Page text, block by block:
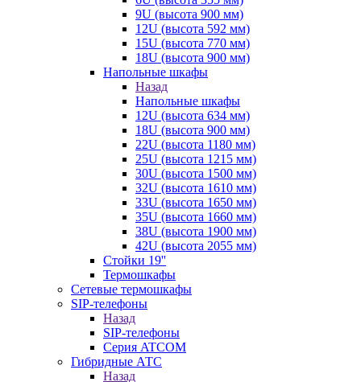
9U (высота 900 мм)
12U (высота 592 мм)
15U (высота 770 мм)
18U (высота 900 мм)
Напольные шкафы
Назад
Напольные шкафы
12U (высота 634 мм)
18U (высота 900 мм)
22U (высота 1180 мм)
25U (высота 1215 мм)
30U (высота 1500 мм)
32U (высота 1610 мм)
33U (высота 1650 мм)
35U (высота 1660 мм)
38U (высота 1900 мм)
42U (высота 2055 мм)
Стойки 19''
Термошкафы
Сетевые термошкафы
SIP-телефоны
Назад
SIP-телефоны
Серия ATCOM
Гибридные АТС
Назад